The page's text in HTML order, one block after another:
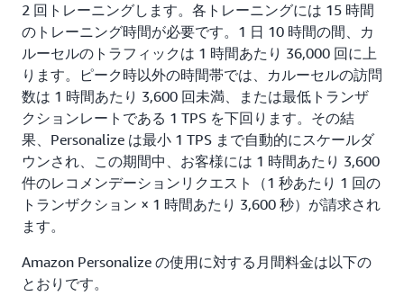
2 回トレーニングします。各トレーニングには 15 時間
のトレーニング時間が必要です。1 日 10 時間の間、カ
ルーセルのトラフィックは 1 時間あたり 36,000 回に上
ります。ピーク時以外の時間帯では、カルーセルの訪問
数は 1 時間あたり 3,600 回未満、または最低トランザ
クションレートである 1 TPS を下回ります。その結
果、Personalize は最小 1 TPS まで自動的にスケールダ
ウンされ、この期間中、お客様には 1 時間あたり 3,600
件のレコメンデーションリクエスト（1 秒あたり 1 回の
トランザクション × 1 時間あたり 3,600 秒）が請求され
ます。
Amazon Personalize の使用に対する月間料金は以下の
とおりです。